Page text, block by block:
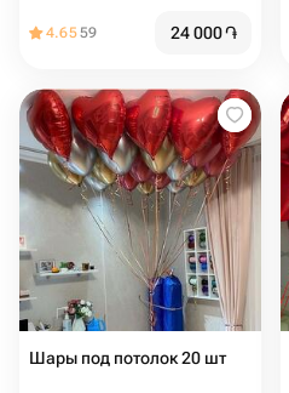
4.6559 24 000֏
Шары под потолок 20 шт